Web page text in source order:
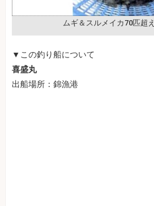
ムギ＆スルメイカ70匹超え
▼この釣り船について
喜盛丸
出船場所：錦漁港